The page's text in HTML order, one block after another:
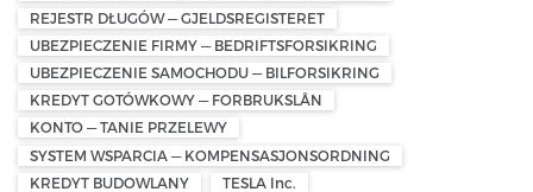
REJESTR DŁUGÓW — GJELDSREGISTERET
UBEZPIECZENIE FIRMY — BEDRIFTSFORSIKRING
UBEZPIECZENIE SAMOCHODU — BILFORSIKRING
KREDYT GOTÓWKOWY — FORBRUKSLÅN
KONTO — TANIE PRZELEWY
SYSTEM WSPARCIA — KOMPENSASJONSORDNING
KREDYT BUDOWLANY
TESLA Inc.